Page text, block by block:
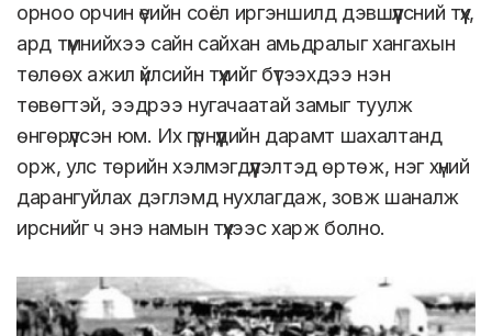
орноо орчин үеийн соёл иргэншилд дэвшүүлсний түүх,
ард түмнийхээ сайн сайхан амьдралыг хангахын
төлөөх ажил үйлсийн түүхийг бүтээхдээ нэн
төвөгтэй, ээдрээ нугачаатай замыг туулж
өнгөрүүлсэн юм. Их гүрнүүдийн дарамт шахалтанд
орж, улс төрийн хэлмэгдүүлэлтэд өртөж, нэг хүний
дарангуйлах дэглэмд нухлагдаж, зовж шаналж
ирснийг ч энэ намын түүхээс харж болно.